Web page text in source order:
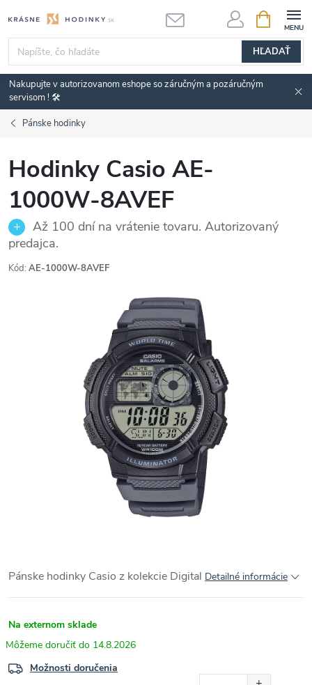
na
obsah
HĽADAŤ
KOŠÍK
Nakupujte v autorizovanom eshope so záručným a pozáručným
servisom ! 🛠️
Pánske hodinky
Hodinky Casio AE-
1000W-8AVEF
Až 100 dní na vrátenie tovaru. Autorizovaný
predajca.
Kód: AE-1000W-8AVEF
Pánske hodinky Casio z kolekcie Digital Detailné informácie
Na externom sklade
14.8.2026
Možnosti doručenia